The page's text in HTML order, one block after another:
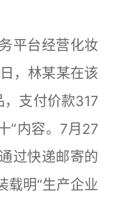
平台经营化妆
，林某某在该
，支付价款317
”内容。7月27
过快递邮寄的
载明“生产企业